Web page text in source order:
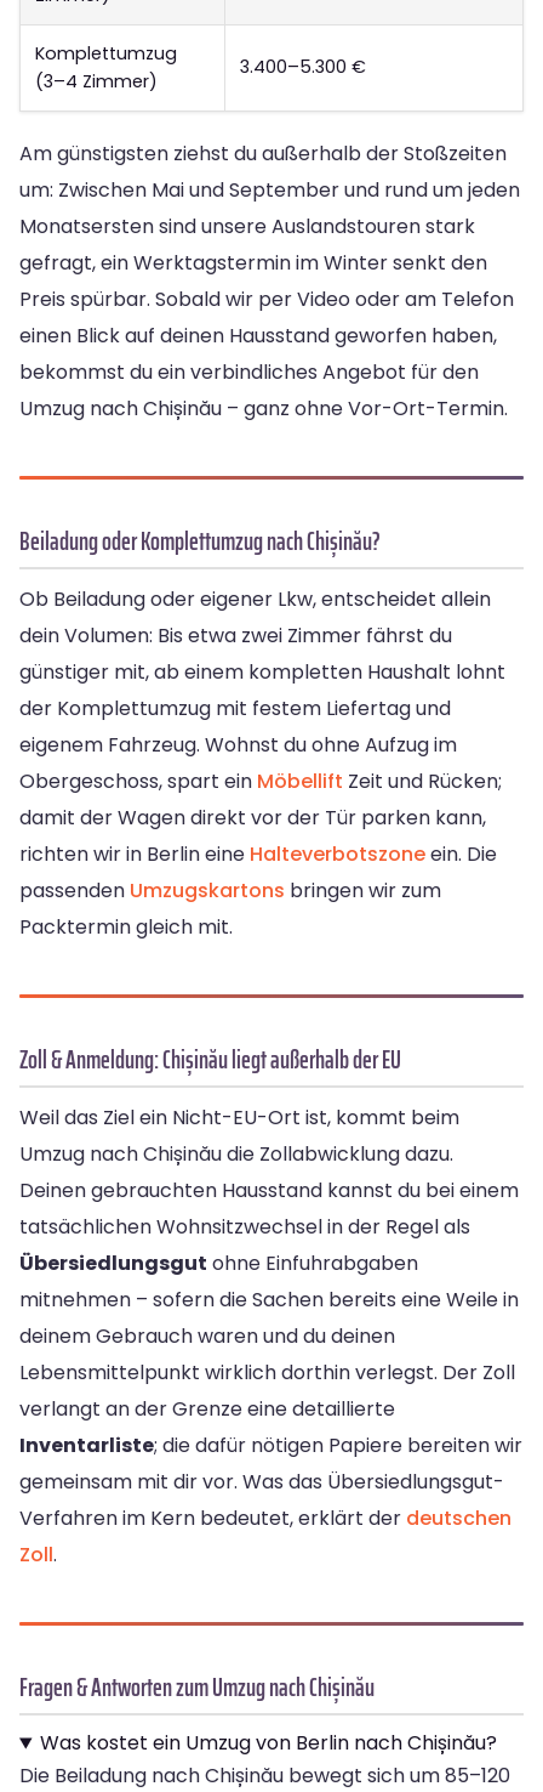
Komplettumzug
(3–4 Zimmer)
3.400–5.300 €
Am günstigsten ziehst du außerhalb der Stoßzeiten
um: Zwischen Mai und September und rund um jeden
Monatsersten sind unsere Auslandstouren stark
gefragt, ein Werktagstermin im Winter senkt den
Preis spürbar. Sobald wir per Video oder am Telefon
einen Blick auf deinen Hausstand geworfen haben,
bekommst du ein verbindliches Angebot für den
Umzug nach Chișinău – ganz ohne Vor-Ort-Termin.
Beiladung oder Komplettumzug nach Chișinău?
Ob Beiladung oder eigener Lkw, entscheidet allein
dein Volumen: Bis etwa zwei Zimmer fährst du
günstiger mit, ab einem kompletten Haushalt lohnt
der Komplettumzug mit festem Liefertag und
eigenem Fahrzeug. Wohnst du ohne Aufzug im
Obergeschoss, spart ein Möbellift Zeit und Rücken;
damit der Wagen direkt vor der Tür parken kann,
richten wir in Berlin eine Halteverbotszoneein. Die
passenden Umzugskartons bringen wir zum
Packtermin gleich mit.
Zoll & Anmeldung: Chișinău liegt außerhalb der EU
Weil das Ziel ein Nicht-EU-Ort ist, kommt beim
Umzug nach Chișinău die Zollabwicklung dazu.
Deinen gebrauchten Hausstand kannst du bei einem
tatsächlichen Wohnsitzwechsel in der Regel als
Übersiedlungsgut ohne Einfuhrabgaben
mitnehmen – sofern die Sachen bereits eine Weile in
deinem Gebrauch waren und du deinen
Lebensmittelpunkt wirklich dorthin verlegst. Der Zoll
verlangt an der Grenze eine detaillierte
Inventarliste; die dafür nötigen Papiere bereiten wir
gemeinsam mit dir vor. Was das Übersiedlungsgut-
Verfahren im Kern bedeutet, erklärt der deutschen
Zoll.
Fragen & Antworten zum Umzug nach Chișinău
Was kostet ein Umzug von Berlin nach Chișinău?
Die Beiladung nach Chișinău bewegt sich um 85–120